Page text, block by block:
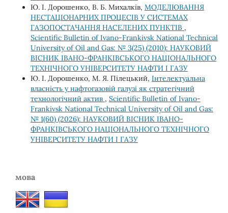
Ю. І. Дорошенко, В. Б. Михалків, МОДЕЛЮВАННЯ
НЕСТАЦІОНАРНИХ ПРОЦЕСІВ У СИСТЕМАХ
ГАЗОПОСТАЧАННЯ НАСЕЛЕНИХ ПУНКТІВ ,
Scientific Bulletin of Ivano-Frankivsk National Technical
University of Oil and Gas: № 3(25) (2010): НАУКОВИЙ
ВІСНИК ІВАНО-ФРАНКІВСЬКОГО НАЦІОНАЛЬНОГО
ТЕХНІЧНОГО УНІВЕРСИТЕТУ НАФТИ І ГАЗУ
Ю. І. Дорошенко, М. Я. Пілецький, Інтелектуальна
власність у нафтогазовій галузі як стратегічний
технологічний актив , Scientific Bulletin of Ivano-
Frankivsk National Technical University of Oil and Gas:
№ 1(60) (2026): НАУКОВИЙ ВІСНИК ІВАНО-
ФРАНКІВСЬКОГО НАЦІОНАЛЬНОГО ТЕХНІЧНОГО
УНІВЕРСИТЕТУ НАФТИ І ГАЗУ
мова